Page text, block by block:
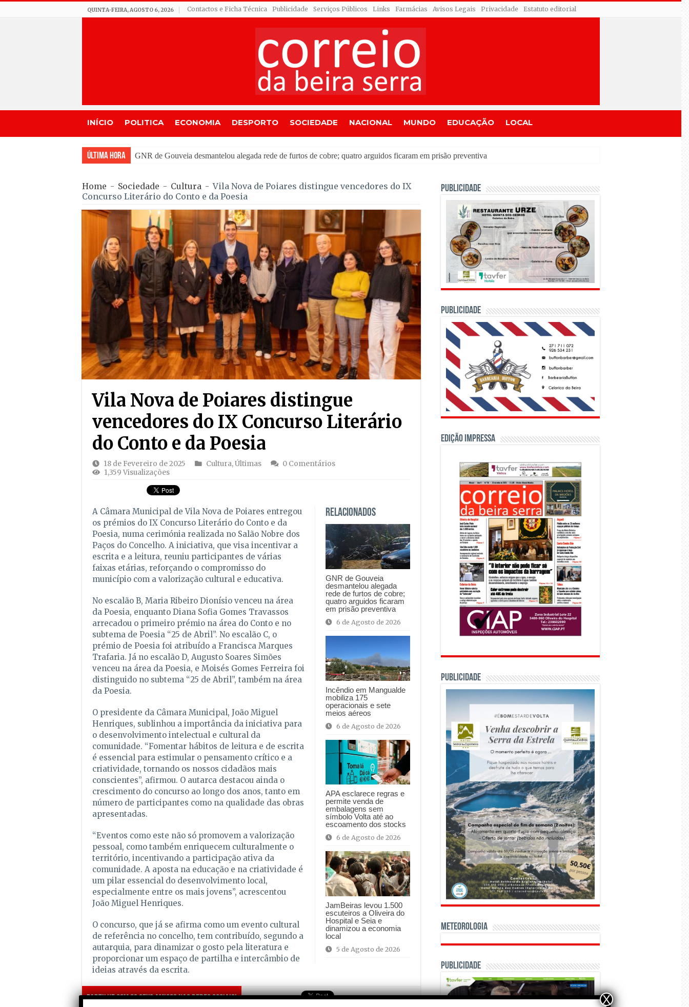
QUINTA-FEIRA, AGOSTO 6, 2026 Contactos e Ficha Técnica Publicidade Serviços Públicos Links Farmácias Avisos Legais Privacidade Estatuto editorial
INÍCIO POLITICA ECONOMIA DESPORTO SOCIEDADE NACIONAL MUNDO EDUCAÇÃO LOCAL
Última Hora Incêndio em Mangualde mobili
Home - Sociedade - Cultura - Vila Nova de Poiares distingue vencedores do IX
Concurso Literário do Conto e da Poesia
Vila Nova de Poiares distingue
vencedores do IX Concurso Literário
do Conto e da Poesia
18 de Fevereiro de 2025 Cultura,Últimas
0 Comentários
1,359 Visualizações
Relacionados
GNR de Gouveia
desmantelou alegada
rede de furtos de cobre;
quatro arguidos ficaram
em prisão preventiva
6 de Agosto de 2026
Incêndio em Mangualde
mobiliza 175
operacionais e sete
meios aéreos
6 de Agosto de 2026
APA esclarece regras e
permite venda de
embalagens sem
símbolo Volta até ao
escoamento dos stocks
6 de Agosto de 2026
JamBeiras levou 1.500
escuteiros a Oliveira do
Hospital e Seia e
dinamizou a economia
local
5 de Agosto de 2026
A Câmara Municipal de Vila Nova de Poiares entregou
os prémios do IX Concurso Literário do Conto e da
Poesia, numa cerimónia realizada no Salão Nobre dos
Paços do Concelho. A iniciativa, que visa incentivar a
escrita e a leitura, reuniu participantes de várias
faixas etárias, reforçando o compromisso do
município com a valorização cultural e educativa.
No escalão B, Maria Ribeiro Dionísio venceu na área
da Poesia, enquanto Diana Sofia Gomes Travassos
arrecadou o primeiro prémio na área do Conto e no
subtema de Poesia “25 de Abril”. No escalão C, o
prémio de Poesia foi atribuído a Francisca Marques
Trafaria. Já no escalão D, Augusto Soares Simões
venceu na área da Poesia, e Moisés Gomes Ferreira foi
distinguido no subtema “25 de Abril”, também na área
da Poesia.
O presidente da Câmara Municipal, João Miguel
Henriques, sublinhou a importância da iniciativa para
o desenvolvimento intelectual e cultural da
comunidade. “Fomentar hábitos de leitura e de escrita
é essencial para estimular o pensamento crítico e a
criatividade, tornando os nossos cidadãos mais
conscientes”, afirmou. O autarca destacou ainda o
crescimento do concurso ao longo dos anos, tanto em
número de participantes como na qualidade das obras
apresentadas.
“Eventos como este não só promovem a valorização
pessoal, como também enriquecem culturalmente o
território, incentivando a participação ativa da
comunidade. A aposta na educação e na criatividade é
um pilar essencial do desenvolvimento local,
especialmente entre os mais jovens”, acrescentou
João Miguel Henriques.
O concurso, que já se afirma como um evento cultural
de referência no concelho, tem contribuído, segundo a
autarquia, para dinamizar o gosto pela literatura e
proporcionar um espaço de partilha e intercâmbio de
ideias através da escrita.
Partilhe com os seus amigos nas redes sociais!
PUBLICIDADE
PUBLICIDADE
Edição Impressa
PUBLICIDADE
Meteorologia
Publicidade
X